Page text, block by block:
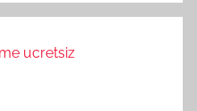
ucretsiz